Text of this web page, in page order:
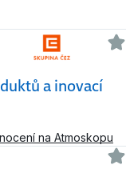
a inovací
na Atmoskopu